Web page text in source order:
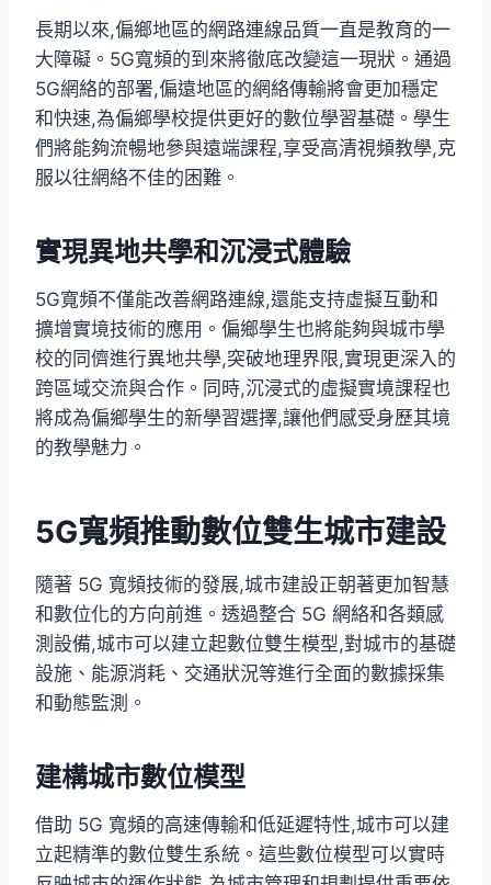
長期以來,偏鄉地區的網路連線品質一直是教育的一
大障礙。5G寬頻的到來將徹底改變這一現狀。通過
5G網絡的部署,偏遠地區的網絡傳輸將會更加穩定
和快速,為偏鄉學校提供更好的數位學習基礎。學生
們將能夠流暢地參與遠端課程,享受高清視頻教學,克
服以往網絡不佳的困難。
實現異地共學和沉浸式體驗
5G寬頻不僅能改善網路連線,還能支持虛擬互動和
擴增實境技術的應用。偏鄉學生也將能夠與城市學
校的同儕進行異地共學,突破地理界限,實現更深入的
跨區域交流與合作。同時,沉浸式的虛擬實境課程也
將成為偏鄉學生的新學習選擇,讓他們感受身歷其境
的教學魅力。
5G寬頻推動數位雙生城市建設
隨著 5G 寬頻技術的發展,城市建設正朝著更加智慧
和數位化的方向前進。透過整合 5G 網絡和各類感
測設備,城市可以建立起數位雙生模型,對城市的基礎
設施、能源消耗、交通狀況等進行全面的數據採集
和動態監測。
建構城市數位模型
借助 5G 寬頻的高速傳輸和低延遲特性,城市可以建
立起精準的數位雙生系統。這些數位模型可以實時